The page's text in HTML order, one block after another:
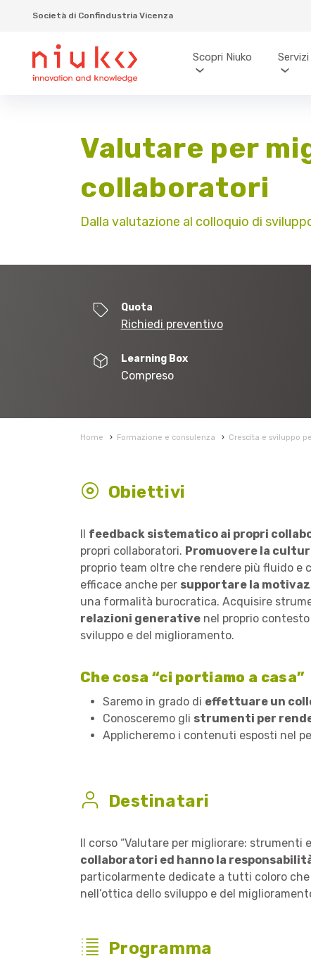
Società di Confindustria Vicenza
Scopri Niuko
Valutare per
collaboratori
Dalla valutazione al colloquio di
Quota
Richiedi preventivo
Learning Box
Compreso
Home › Formazione e consulenza › Crescita e sviluppo
Obiettivi
Il feedback sistematico ai propri
propri collaboratori. Promuovere la
proprio team oltre che rendere più fluido
efficace anche per supportare la
una formalità burocratica. Acquisire
relazioni generative nel proprio
sviluppo e del miglioramento.
Che cosa “ci portiamo a casa”
Saremo in grado di effettuare un
Conosceremo gli strumenti per
Applicheremo i contenuti esposti nel
Destinatari
Il corso “Valutare per migliorare:
collaboratori ed hanno la
particolarmente dedicate a tutti coloro
nell’ottica dello sviluppo e del
Programma